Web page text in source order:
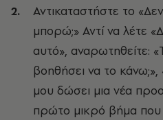
Αντικαταστήστε το
μπορώ;» Αντί να λέτε
αυτό», αναρωτηθείτε:
βοηθήσει να το
μου δώσει μια νέα
πρώτο μικρό βήμα